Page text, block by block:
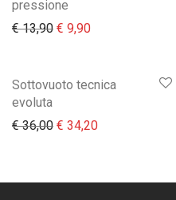
pressione
€13,90 Il prezzo originale
€ 9,90Il prezzo
Sottovuoto tecnica
evoluta
€36,00 Il prezzo originale
€ 34,20Il prezzo